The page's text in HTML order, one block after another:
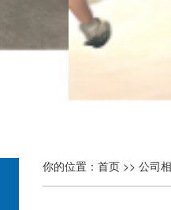
你的位置： 首页 >> 公司